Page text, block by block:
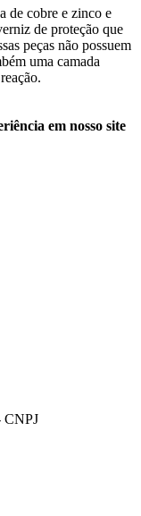
de cobre e zinco e
de proteção que
peças não possuem
uma camada
em nosso site